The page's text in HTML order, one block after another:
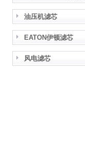
油压机滤芯
EATON伊顿滤芯
风电滤芯